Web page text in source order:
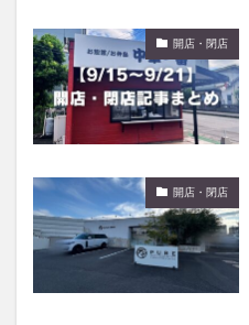
開店・閉店
開店・閉店